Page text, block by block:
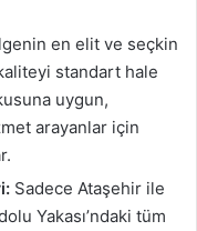
en elit ve seçkin
standart hale
uygun,
arayanlar için
Sadece Ataşehir ile
Yakası’ndaki tüm